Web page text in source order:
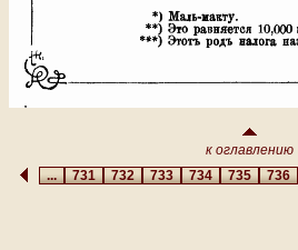
к оглавлению
...731732733734735736